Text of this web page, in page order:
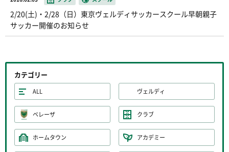
2/20(土)・2/28（日）東京ヴェルディサッカースクール早朝親子
サッカー開催のお知らせ
カテゴリー
ALL ヴェルディ
ベレーザ クラブ
ホームタウン アカデミー